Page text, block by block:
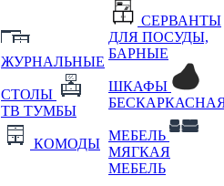
ЖУРНАЛЬНЫЕ
СТОЛЫ
ТВ ТУМБЫ
КОМОДЫ
СЕРВАНТЫ
ДЛЯ ПОСУДЫ,
БАРНЫЕ
ШКАФЫ
МЕБЕЛЬ
МЯГКАЯ
МЕБЕЛЬ